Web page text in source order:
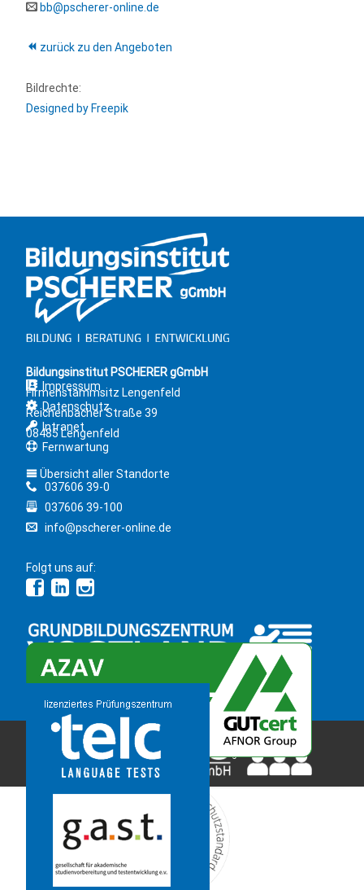
bb@pscherer-online.de
zurück zu den Angeboten
Bildrechte:
Designed by Freepik
Bildungsinstitut PSCHERER gGmbH
Firmenstammsitz Lengenfeld
Reichenbacher Straße 39
08485 Lengenfeld
Übersicht aller Standorte
Impressum
Datenschutz
Intranet
Fernwartung
037606 39-0
037606 39-100
info@pscherer-online.de
Folgt uns auf:
Copyright 2026 © Bildungsinstitut PSCHERER gGmbH